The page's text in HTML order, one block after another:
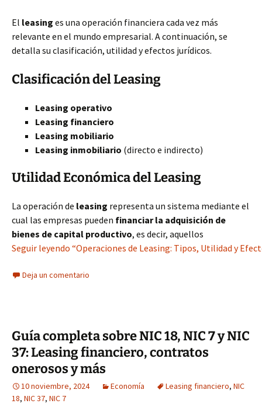
El leasing es una operación financiera cada vez más
relevante en el mundo empresarial. A continuación, se
detalla su clasificación, utilidad y efectos jurídicos.
Clasificación del Leasing
Leasing operativo
Leasing financiero
Leasing mobiliario
Leasing inmobiliario (directo e indirecto)
Utilidad Económica del Leasing
La operación de leasing representa un sistema mediante el
cual las empresas pueden financiar la adquisición de
bienes de capital productivo, es decir, aquellos
Seguir leyendo “Operaciones de Leasing: Tipos, Utilidad y
Deja un comentario
Guía completa sobre NIC 18, NIC 7 y NIC
37: Leasing financiero, contratos
onerosos y más
10 noviembre, 2024 Economía Leasing financiero, NIC
18, NIC 37, NIC 7